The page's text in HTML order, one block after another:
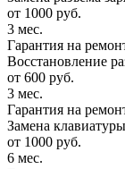
от 1000 руб.
3 мес.
Гарантия на
Восстановление
от 600 руб.
3 мес.
Гарантия на
Замена клавиатуры
от 1000 руб.
6 мес.